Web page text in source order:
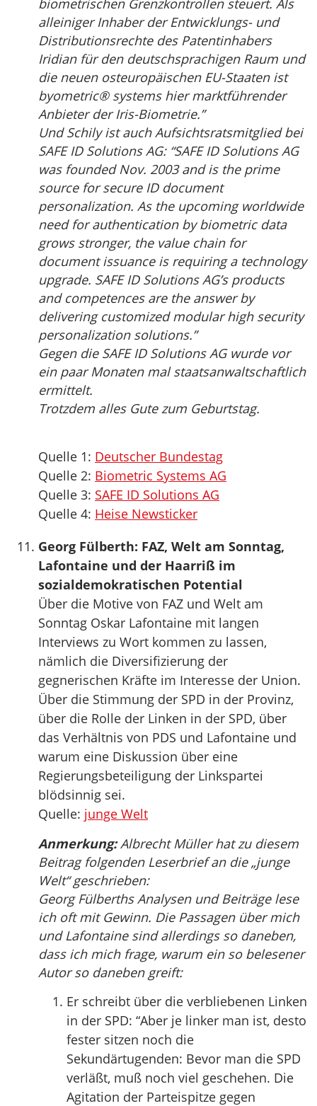
biometrischen Grenzkontrollen steuert. Als
alleiniger Inhaber der Entwicklungs- und
Distributionsrechte des Patentinhabers
Iridian für den deutschsprachigen Raum und
die neuen osteuropäischen EU-Staaten ist
byometric® systems hier marktführender
Anbieter der Iris-Biometrie.”
Und Schily ist auch Aufsichtsratsmitglied bei
SAFE ID Solutions AG: “SAFE ID Solutions AG
was founded Nov. 2003 and is the prime
source for secure ID document
personalization. As the upcoming worldwide
need for authentication by biometric data
grows stronger, the value chain for
document issuance is requiring a technology
upgrade. SAFE ID Solutions AG’s products
and competences are the answer by
delivering customized modular high security
personalization solutions.”
Gegen die SAFE ID Solutions AG wurde vor
ein paar Monaten mal staatsanwaltschaftlich
ermittelt.
Trotzdem alles Gute zum Geburtstag.
Quelle 1: Deutscher Bundestag
Quelle 2: Biometric Systems AG
Quelle 3: SAFE ID Solutions AG
Quelle 4: Heise Newsticker
Georg Fülberth: FAZ, Welt am Sonntag,
Lafontaine und der Haarriß im
sozialdemokratischen Potential
Über die Motive von FAZ und Welt am
Sonntag Oskar Lafontaine mit langen
Interviews zu Wort kommen zu lassen,
nämlich die Diversifizierung der
gegnerischen Kräfte im Interesse der Union.
Über die Stimmung der SPD in der Provinz,
über die Rolle der Linken in der SPD, über
das Verhältnis von PDS und Lafontaine und
warum eine Diskussion über eine
Regierungsbeteiligung der Linkspartei
blödsinnig sei.
Quelle: junge Welt
Anmerkung:Albrecht Müller hat zu diesem
Beitrag folgenden Leserbrief an die „junge
Welt“ geschrieben:
Georg Fülberths Analysen und Beiträge lese
ich oft mit Gewinn. Die Passagen über mich
und Lafontaine sind allerdings so daneben,
dass ich mich frage, warum ein so belesener
Autor so daneben greift:
Er schreibt über die verbliebenen Linken
in der SPD: “Aber je linker man ist, desto
fester sitzen noch die
Sekundärtugenden: Bevor man die SPD
verläßt, muß noch viel geschehen. Die
Agitation der Parteispitze gegen